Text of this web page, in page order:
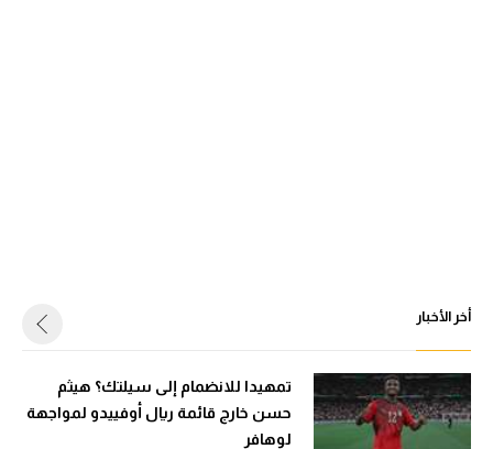
أخر الأخبار
تمهيدا للانضمام إلى سيلتك؟ هيثم
حسن خارج قائمة ريال أوفييدو لمواجهة
لوهافر